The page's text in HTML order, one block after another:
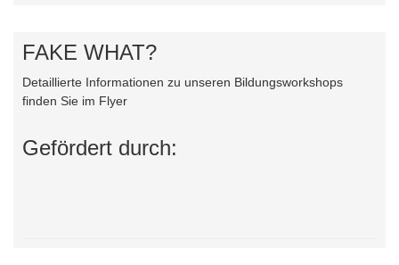
FAKE WHAT?
Detaillierte Informationen zu unseren Bildungsworkshops
finden Sie im Flyer
Gefördert durch: